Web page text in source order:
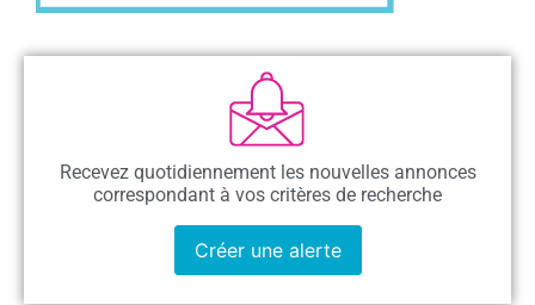
Recevez quotidiennement les nouvelles annonces
correspondant à vos critères de recherche
Créer une alerte